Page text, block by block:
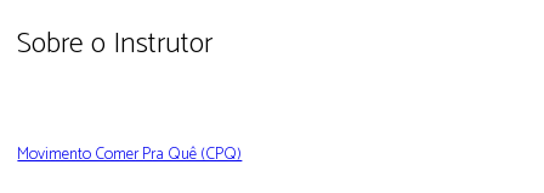
Sobre o Instrutor
Movimento Comer Pra Quê (CPQ)